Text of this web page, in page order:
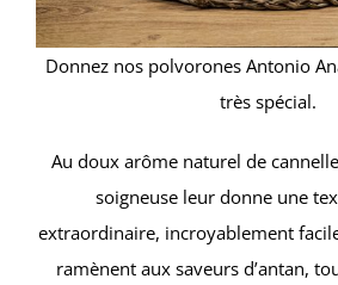
Donnez nos polvorones Antonio
très spécial.
Au doux arôme naturel de
soigneuse leur donne une
extraordinaire, incroyablement
ramènent aux saveurs d’antan,